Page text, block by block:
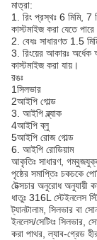
মাত্রা:
1. রিং প্রস্থঃ 6 মিমি, 7
কাস্টমাইজ করা যেতে
2. বেধঃ সাধারণত 1.5
3. রিংয়ের আকারঃ
কাস্টমাইজ করা যায়।
রঙঃ
1সিলভার
2আইপি গোল্ড
3. আইপি ব্ল্যাক
4আইপি ব্লু
5আইপি রোজ গোল্ড
6. আইপি রোডিয়াম
আকৃতিঃ সাধারণ,
পৃষ্ঠের সমাপ্তিঃ চকচকে
টেক্সচার অনুরোধ অনুযায়ী
ধাতুঃ 316L স্টেইনলেস
ট্যানটালাম, সিলভার বা
ইনলেস/সেটিংঃ সিলভার,
করা পাথর, ল্যাব-গ্রেড